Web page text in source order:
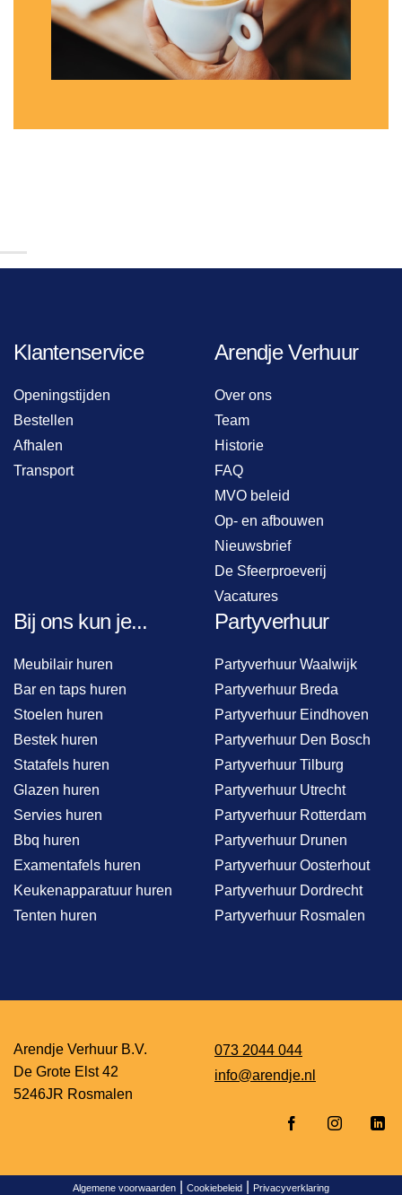
Klantenservice
Openingstijden
Bestellen
Afhalen
Transport
Arendje Verhuur
Over ons
Team
Historie
FAQ
MVO beleid
Op- en afbouwen
Nieuwsbrief
De Sfeerproeverij
Vacatures
Bij ons kun je...
Meubilair huren
Bar en taps huren
Stoelen huren
Bestek huren
Statafels huren
Glazen huren
Servies huren
Bbq huren
Examentafels huren
Keukenapparatuur huren
Tenten huren
Partyverhuur
Partyverhuur Waalwijk
Partyverhuur Breda
Partyverhuur Eindhoven
Partyverhuur Den Bosch
Partyverhuur Tilburg
Partyverhuur Utrecht
Partyverhuur Rotterdam
Partyverhuur Drunen
Partyverhuur Oosterhout
Partyverhuur Dordrecht
Partyverhuur Rosmalen
Arendje Verhuur B.V.
De Grote Elst 42
5246JR Rosmalen
073 2044 044
info@arendje.nl
Algemene voorwaarden Cookiebeleid Privacyverklaring